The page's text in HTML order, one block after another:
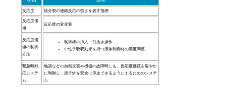
反応度 核分裂の連鎖反応の強さを表す指標
反応度価
値
反応度の変化量
反応度価
値の制御
方法
制御棒の挿入・引抜き操作
中性子吸収効果を持つ液体制御材の濃度調整
緊急時対
応システ
ム
地震などの自然災害や機器の故障時にも、反応度価値を速やか
に制御し、原子炉を安全に停止できるようにするためのシステ
ム